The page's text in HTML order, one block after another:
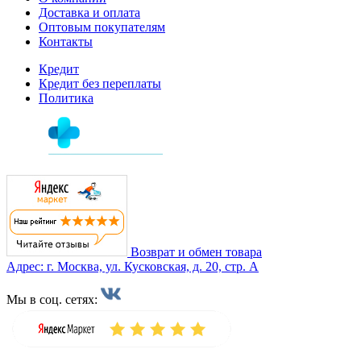
Доставка и оплата
Оптовым покупателям
Контакты
Кредит
Кредит без переплаты
Политика
Возврат и обмен товара
Адрес: г. Москва, ул. Кусковская, д. 20, стр. А
Мы в соц. сетях: